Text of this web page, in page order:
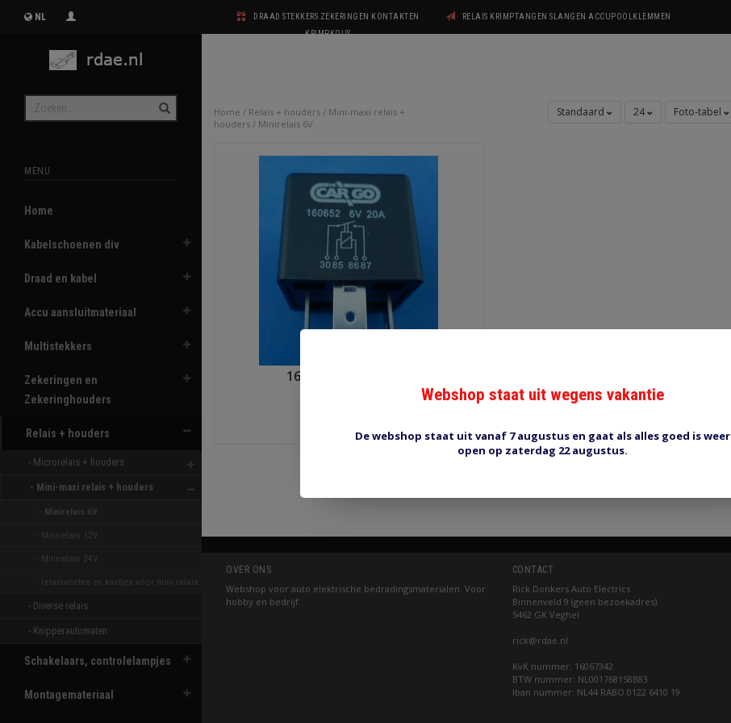
NL
DRAAD STEKKERS ZEKERINGEN KONTAKTEN
KRIMPKOUS
RELAIS KRIMPTANGEN SLANGEN ACCUPOOLKLEMMEN
MENU
Home
Kabelschoenen div
Draad en kabel
Accu aansluitmateriaal
Multistekkers
Zekeringen en
Zekeringhouders
Relais + houders
- Microrelais + houders
- Mini-maxi relais + houders
- Minirelais 6V
- Minirelais 12V
- Minirelais 24V
- relaisvoeten en kastjes voor mini relais
- Diverse relais
- Knipperautomaten
Schakelaars, controlelampjes
Montagemateriaal
Home / Relais + houders / Mini-maxi relais +
houders / Minirelais 6V
Standaard 24 Foto-tabel
160652 relais 6V/20A
Shop now
OVER ONS
Webshop voor auto elektrische bedradingsmaterialen. Voor
hobby en bedrijf.
CONTACT
Rick Donkers Auto Electrics
Binnenveld 9 (geen bezoekadres)
5462 GK Veghel
rick@rdae.nl
KvK nummer: 16067342
BTW nummer: NL001768158B83
Iban nummer: NL44 RABO 0122 6410 19
Webshop staat uit wegens vakantie
De webshop staat uit vanaf 7 augustus en gaat als alles goed is weer
open op zaterdag 22 augustus.